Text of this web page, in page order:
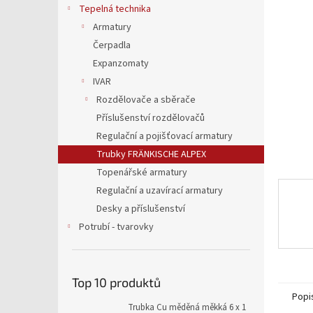
Tepelná technika
Armatury
Čerpadla
Expanzomaty
IVAR
Rozdělovače a sběrače
Příslušenství rozdělovačů
Regulační a pojišťovací armatury
Trubky FRÄNKISCHE ALPEX
Topenářské armatury
Regulační a uzavírací armatury
Desky a příslušenství
Potrubí - tvarovky
Top 10 produktů
Trubka Cu měděná měkká 6 x 1